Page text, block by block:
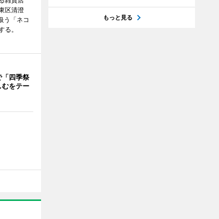
区清澄
う「ネコ
。
「四季祭
をテー
もっと見る